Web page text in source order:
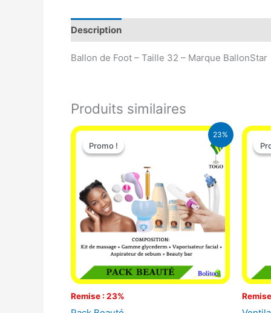
Description
Ballon de Foot – Taille 32 – Marque BallonStar
Produits similaires
23%
Promo !
Remise : 23%
Promo !
Le
initial
65.000 CFA.
Le
49.900 CFA.